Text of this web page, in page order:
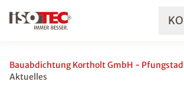
Bauabdichtung Kortholt GmbH -
Aktuelles